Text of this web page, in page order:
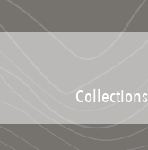
Collections